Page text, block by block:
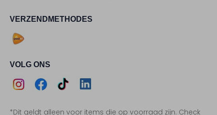
VERZENDMETHODES
VOLG ONS
*Dit geldt alleen voor items die op voorraad zijn. Check